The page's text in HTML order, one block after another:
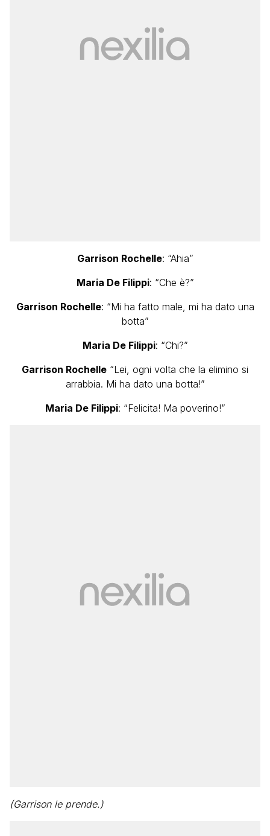
Garrison Rochelle: “Ahia”
Maria De Filippi: “Che è?”
Garrison Rochelle: “Mi ha fatto male, mi ha dato una
botta”
Maria De Filippi: “Chi?”
Garrison Rochelle “Lei, ogni volta che la elimino si
arrabbia. Mi ha dato una botta!”
Maria De Filippi: “Felicita! Ma poverino!”
(Garrison le prende.)